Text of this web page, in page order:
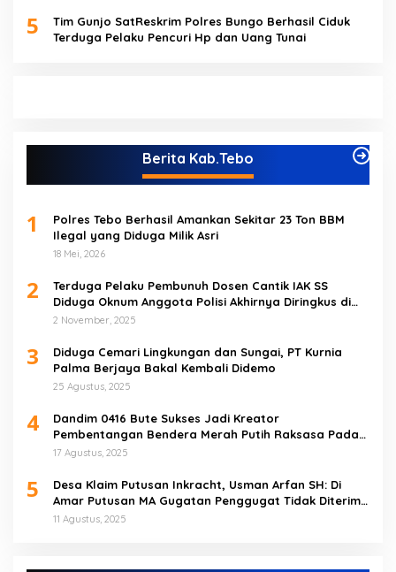
5
Tim Gunjo SatReskrim Polres Bungo Berhasil Ciduk
Terduga Pelaku Pencuri Hp dan Uang Tunai
Berita Kab.Tebo
1
Polres Tebo Berhasil Amankan Sekitar 23 Ton BBM
Ilegal yang Diduga Milik Asri
18 Mei, 2026
2
Terduga Pelaku Pembunuh Dosen Cantik IAK SS
Diduga Oknum Anggota Polisi Akhirnya Diringkus di
Tebo Tengah
2 November, 2025
3
Diduga Cemari Lingkungan dan Sungai, PT Kurnia
Palma Berjaya Bakal Kembali Didemo
25 Agustus, 2025
4
Dandim 0416 Bute Sukses Jadi Kreator
Pembentangan Bendera Merah Putih Raksasa Pada
Peringatan HUT RI ke 80 di Tebo
17 Agustus, 2025
5
Desa Klaim Putusan Inkracht, Usman Arfan SH: Di
Amar Putusan MA Gugatan Penggugat Tidak Diterima
(NO)
11 Agustus, 2025